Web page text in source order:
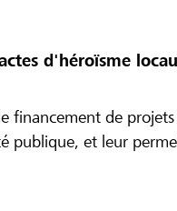
d'héroïsme
financement de
publique, et leur